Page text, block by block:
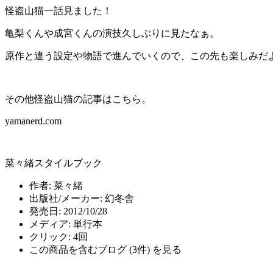
怪盗山猫一話見ました！
亀梨くんや成宮くんの演技久しぶりに見たなぁ。
原作と違う設定や物語で進んでいくので、この先も楽しみだ
その他怪盗山猫の記事はこちら。
yamanerd.com
菜々緒スタイルブック
作者: 菜々緒
出版社/メーカー: 幻冬舎
発売日: 2012/10/28
メディア: 単行本
クリック: 4回
この商品を含むブログ (3件) を見る